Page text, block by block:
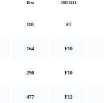
Н·м ISO 5211
110 F7
164 F10
290 F10
477 F12